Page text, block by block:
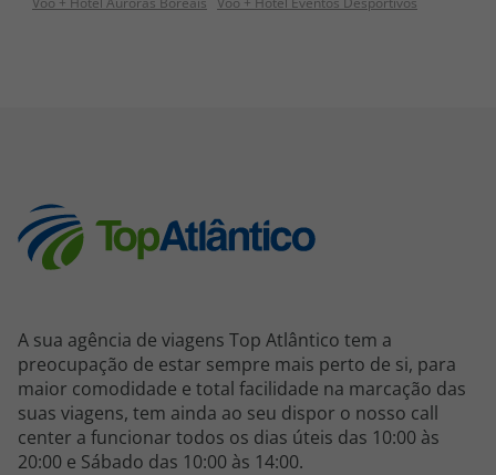
A sua agência de viagens Top Atlântico tem a
preocupação de estar sempre mais perto de si, para
maior comodidade e total facilidade na marcação das
suas viagens, tem ainda ao seu dispor o nosso call
center a funcionar todos os dias úteis das 10:00 às
20:00 e Sábado das 10:00 às 14:00.